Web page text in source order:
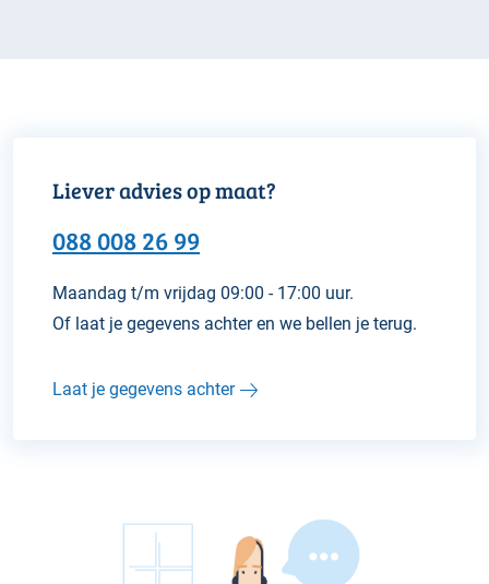
Liever advies op maat?
088 008 26 99
Maandag t/m vrijdag 09:00 - 17:00 uur.
Of laat je gegevens achter en we bellen je terug.
Laat je gegevens achter